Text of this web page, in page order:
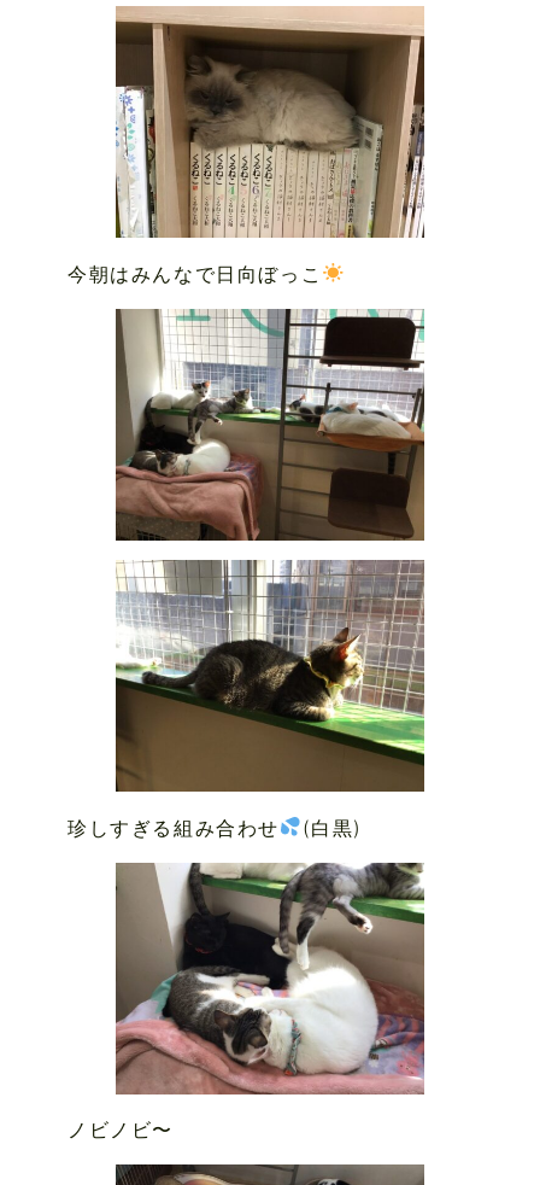
今朝はみんなで日向ぼっこ
珍しすぎる組み合わせ (白黒)
ノビノビ〜